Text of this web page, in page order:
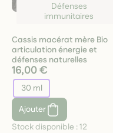
Défenses
immunitaires
Cassis macérat mère Bio
articulation énergie et
défenses naturelles
16,00 €
30 ml
Ajouter
Stock disponible :12